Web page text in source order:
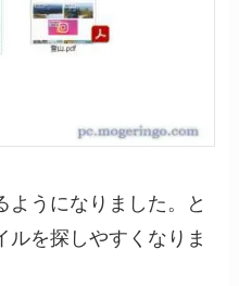
ようになりました。と
ルを探しやすくなりま